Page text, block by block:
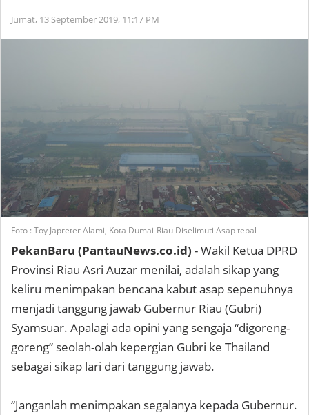
Jumat, 13 September 2019, 11:17 PM
Foto : Toy Japreter Alami, Kota Dumai-Riau Diselimuti Asap tebal
PekanBaru (PantauNews.co.id) - Wakil Ketua DPRD
Provinsi Riau Asri Auzar menilai, adalah sikap yang
keliru menimpakan bencana kabut asap sepenuhnya
menjadi tanggung jawab Gubernur Riau (Gubri)
Syamsuar. Apalagi ada opini yang sengaja “digoreng-
goreng” seolah-olah kepergian Gubri ke Thailand
sebagai sikap lari dari tanggung jawab.
“Janganlah menimpakan segalanya kepada Gubernur.